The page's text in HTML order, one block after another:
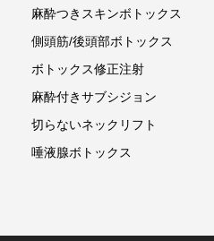
麻酔つきスキンボトックス
側頭筋/後頭部ボトックス
ボトックス修正注射
麻酔付きサブシジョン
切らないネックリフト
唾液腺ボトックス